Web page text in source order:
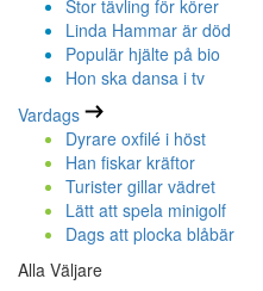
Stor tävling för körer
Linda Hammar är död
Populär hjälte på bio
Hon ska dansa i tv
Vardags
Dyrare oxfilé i höst
Han fiskar kräftor
Turister gillar vädret
Lätt att spela minigolf
Dags att plocka blåbär
Alla Väljare